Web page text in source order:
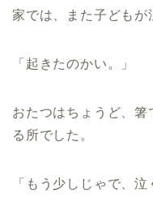
家では、また子どもが
「起きたのかい。」
おたつはちょうど、
る所でした。
「もう少しじゃで、泣